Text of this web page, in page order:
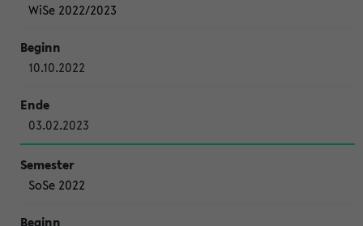
WiSe 2022/2023
10.10.2022
03.02.2023
SoSe 2022